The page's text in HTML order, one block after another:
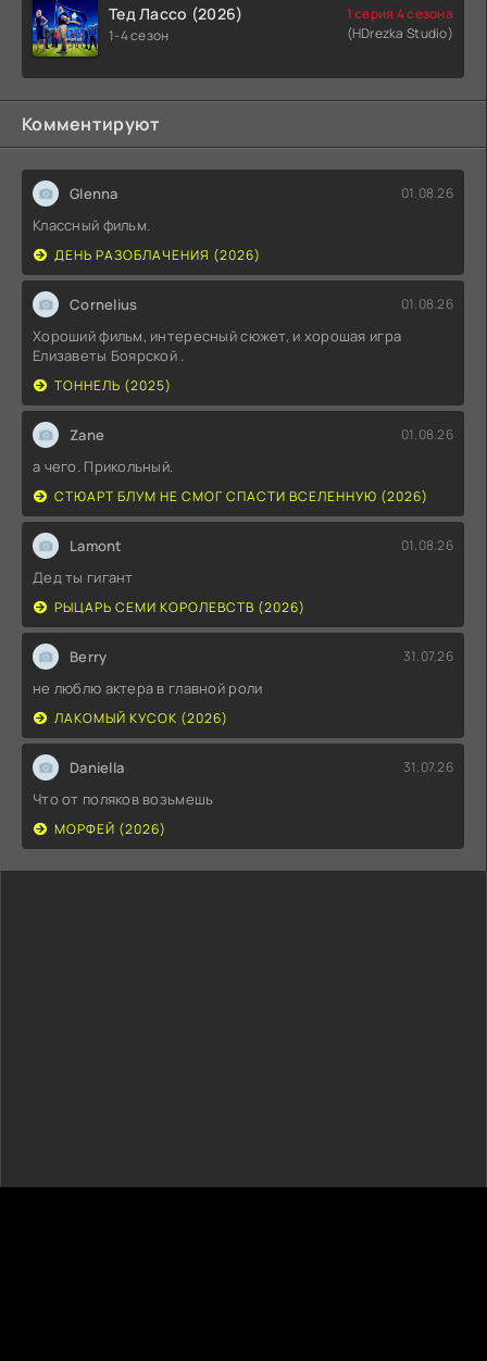
Тед Лассо (2026)
1-4 сезон
1 серия 4 сезона
(HDrezka Studio)
Комментируют
Glenna 01.08.26
Классный фильм.
ДЕНЬ РАЗОБЛАЧЕНИЯ (2026)
Cornelius 01.08.26
Хороший фильм, интересный сюжет, и хорошая игра
Елизаветы Боярской .
ТОННЕЛЬ (2025)
Zane 01.08.26
а чего. Прикольный.
СТЮАРТ БЛУМ НЕ СМОГ СПАСТИ ВСЕЛЕННУЮ (2026)
Lamont 01.08.26
Дед ты гигант
РЫЦАРЬ СЕМИ КОРОЛЕВСТВ (2026)
Berry 31.07.26
не люблю актера в главной роли
ЛАКОМЫЙ КУСОК (2026)
Daniella 31.07.26
Что от поляков возьмешь
МОРФЕЙ (2026)